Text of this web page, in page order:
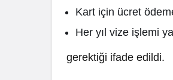
Kart için ücret
Her yıl vize işlemi
gerektiği ifade edildi.